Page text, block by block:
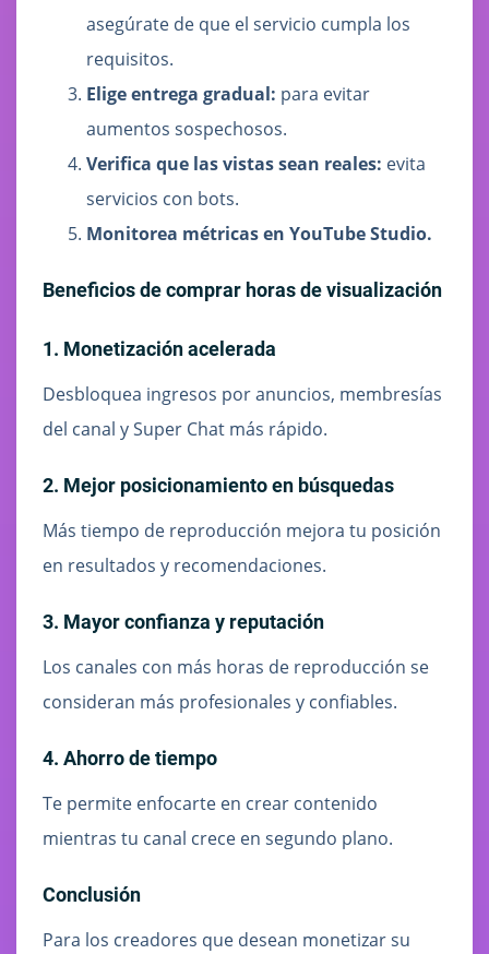
asegúrate de que el servicio cumpla los
requisitos.
Elige entrega gradual: para evitar
aumentos sospechosos.
Verifica que las vistas sean reales: evita
servicios con bots.
Monitorea métricas en YouTube Studio.
Beneficios de comprar horas de visualización
1. Monetización acelerada
Desbloquea ingresos por anuncios, membresías
del canal y Super Chat más rápido.
2. Mejor posicionamiento en búsquedas
Más tiempo de reproducción mejora tu posición
en resultados y recomendaciones.
3. Mayor confianza y reputación
Los canales con más horas de reproducción se
consideran más profesionales y confiables.
4. Ahorro de tiempo
Te permite enfocarte en crear contenido
mientras tu canal crece en segundo plano.
Conclusión
Para los creadores que desean monetizar su